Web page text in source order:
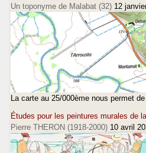
Un toponyme de Malabat (32) 12 janvier
La carte au 25/000ème nous permet
Études pour les peintures murales de
Pierre THERON (1918-2000) 10 avril